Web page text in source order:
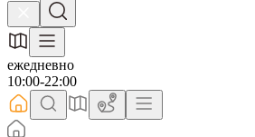
ежедневно
10:00-22:00